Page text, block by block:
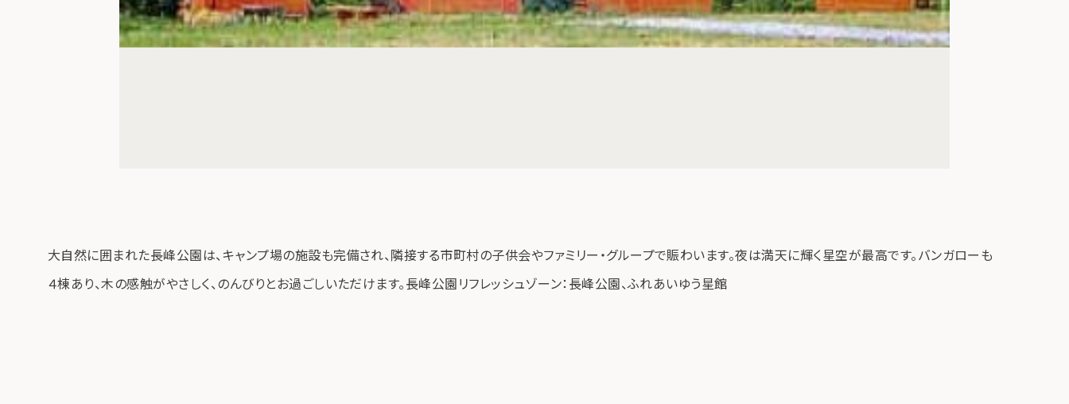
大自然に囲まれた長峰公園は、キャンプ場の施設も完備され、隣接する市町村の子供会やファミリー・グループで賑わいます。夜は満天に輝く星空が最高です。バンガローも
４棟あり、木の感触がやさしく、のんびりとお過ごしいただけます。長峰公園リフレッシュゾーン：長峰公園、ふれあいゆう星館